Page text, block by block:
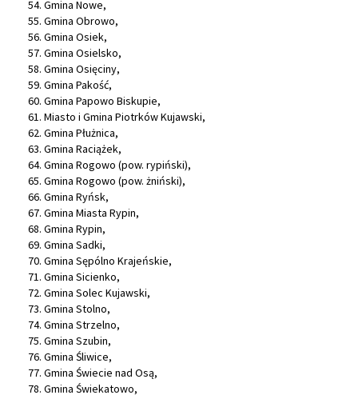
Gmina Nowe,
Gmina Obrowo,
Gmina Osiek,
Gmina Osielsko,
Gmina Osięciny,
Gmina Pakość,
Gmina Papowo Biskupie,
Miasto i Gmina Piotrków Kujawski,
Gmina Płużnica,
Gmina Raciążek,
Gmina Rogowo (pow. rypiński),
Gmina Rogowo (pow. żniński),
Gmina Ryńsk,
Gmina Miasta Rypin,
Gmina Rypin,
Gmina Sadki,
Gmina Sępólno Krajeńskie,
Gmina Sicienko,
Gmina Solec Kujawski,
Gmina Stolno,
Gmina Strzelno,
Gmina Szubin,
Gmina Śliwice,
Gmina Świecie nad Osą,
Gmina Świekatowo,